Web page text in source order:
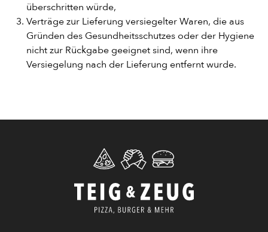
ENTDECKE UNSER ZEUG
CALZONE
überschritten würde,
Verträge zur Lieferung versiegelter Waren, die aus
Gründen des Gesundheitsschutzes oder der Hygiene
nicht zur Rückgabe geeignet sind, wenn ihre
Versiegelung nach der Lieferung entfernt wurde.